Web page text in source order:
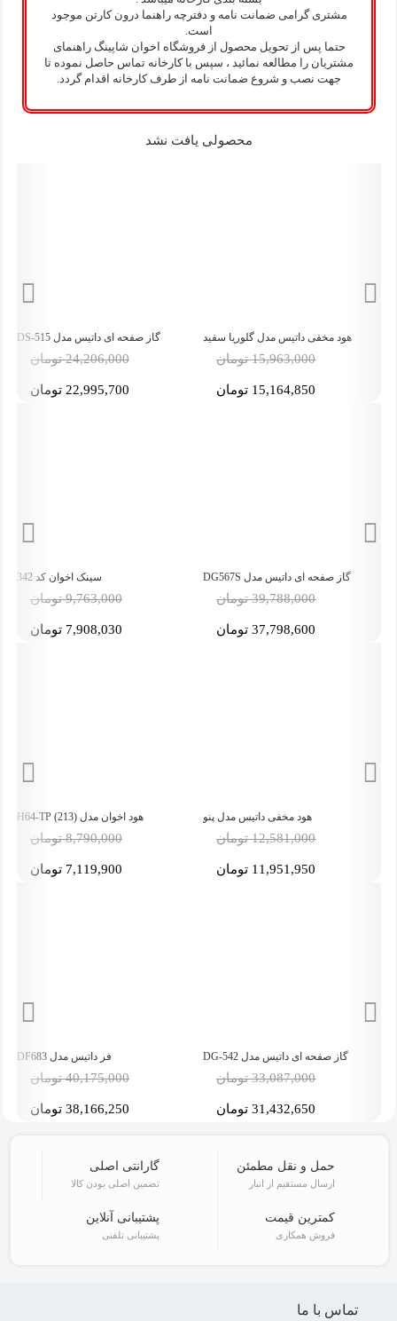
مشتری گرامی ضمانت نامه و دفترچه راهنما درون کارتن موجود
است.
حتما پس از تحویل محصول از فروشگاه اخوان شاپینگ راهنمای
مشتریان را مطالعه نمائید ، سپس با کارخانه تماس حاصل نموده تا
جهت نصب و شروع ضمانت نامه از طرف کارخانه اقدام گردد.
محصولی یافت نشد
هود مخفی داتیس مدل گلوریا سفید
-5%
15,963,000 تومان
15,164,850 تومان
گاز صفحه ای داتیس مدل DS-515
-5%
24,206,000 تومان
22,995,700 تومان
گاز صفحه ای داتیس مدل DG567S
-5%
39,788,000 تومان
37,798,600 تومان
سینک اخوان کد 342
-19%
9,763,000 تومان
7,908,030 تومان
هود مخفی داتیس مدل پنو
-5%
12,581,000 تومان
11,951,950 تومان
هود اخوان مدل H64-TP (213)
-19%
8,790,000 تومان
7,119,900 تومان
گاز صفحه ای داتیس مدل DG-542
-5%
33,087,000 تومان
31,432,650 تومان
فر داتیس مدل DF683
-5%
40,175,000 تومان
38,166,250 تومان
حمل و نقل مطمئن
ارسال مستقیم از انبار
گارانتی اصلی
تضمین اصلی بودن کالا
کمترین قیمت
فروش همکاری
پشتیبانی آنلاین
پشتیبانی تلفنی
تماس با ما